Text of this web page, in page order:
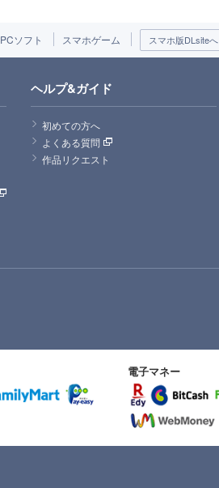
PCソフト スマホゲーム スマホ版DLsiteへ
ヘルプ&ガイド
初めての方へ
よくある質問
作品リクエスト
電子マネー